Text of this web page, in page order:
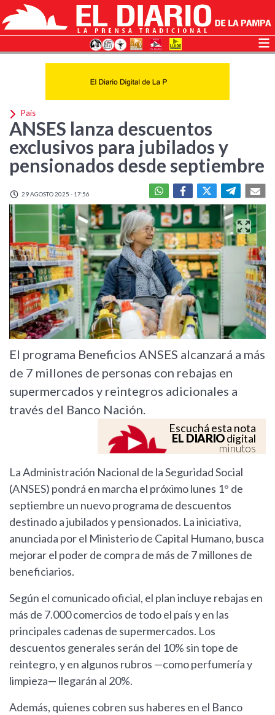
País
ANSES lanza descuentos
exclusivos para jubilados y
pensionados desde septiembre
29 AGOSTO 2025 - 17:56
El programa Beneficios ANSES alcanzará a más
de 7 millones de personas con rebajas en
supermercados y reintegros adicionales a
través del Banco Nación.
Escuchá esta nota
EL DIARIOdigital
minutos
La Administración Nacional de la Seguridad Social
(ANSES) pondrá en marcha el próximo lunes 1° de
septiembre un nuevo programa de descuentos
destinado a jubilados y pensionados. La iniciativa,
anunciada por el Ministerio de Capital Humano, busca
mejorar el poder de compra de más de 7 millones de
beneficiarios.
Según el comunicado oficial, el plan incluye rebajas en
más de 7.000 comercios de todo el país y en las
principales cadenas de supermercados. Los
descuentos generales serán del 10% sin tope de
reintegro, y en algunos rubros —como perfumería y
limpieza— llegarán al 20%.
Además, quienes cobren sus haberes en el Banco